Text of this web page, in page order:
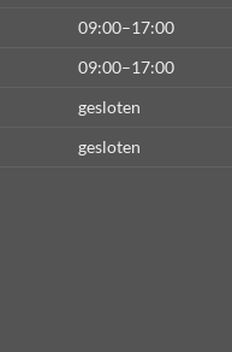
09:00–17:00
09:00–17:00
gesloten
gesloten